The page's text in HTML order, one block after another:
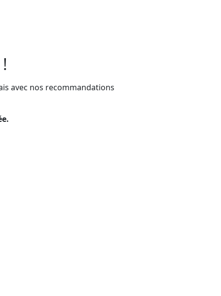
avec nos recommandations